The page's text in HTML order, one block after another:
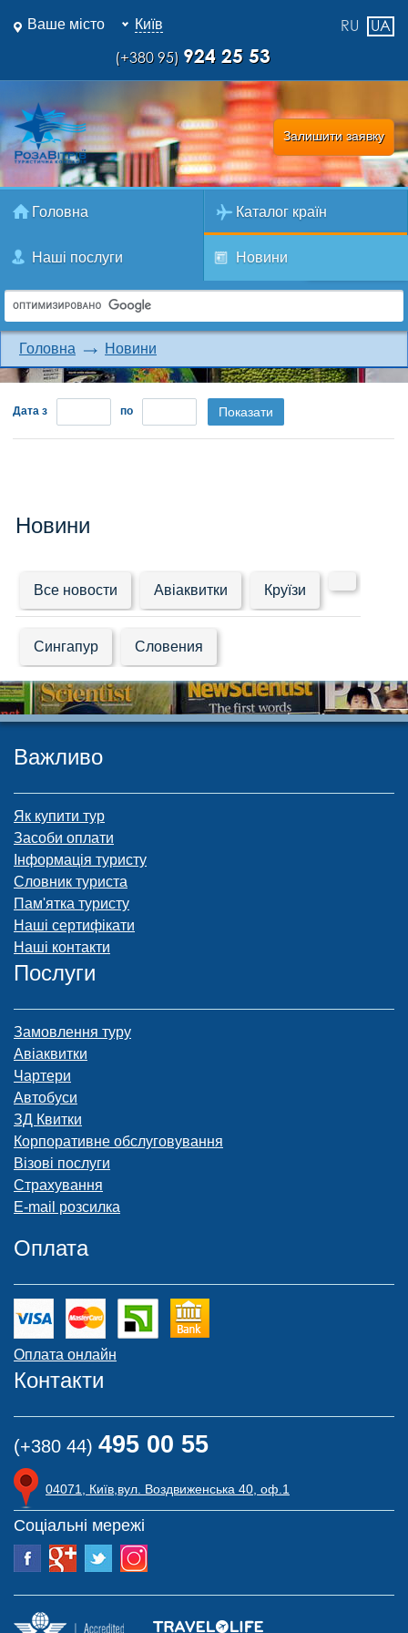
RU
UA
(+380 95) 924 25 53
Ваше місто Київ
Залишити заявку
Головна Каталог країн
Наші послуги Новини
Головна Новини
Дата з по Показати
Новини
Все новости Авiаквитки Круїзи
Сингапур Словения
Важливо
Як купити тур
Засоби оплати
Інформація туристу
Словник туриста
Пам'ятка туристу
Наші сертифікати
Наші контакти
Послуги
Замовлення туру
Авіаквитки
Чартери
Автобуси
ЗД Квитки
Корпоративне обслуговування
Візові послуги
Страхування
E-mail розсилка
Оплата
Оплата онлайн
Контакти
(+380 44) 495 00 55
04071, Київ,вул. Воздвиженська 40, оф.1
Соціальні мережі